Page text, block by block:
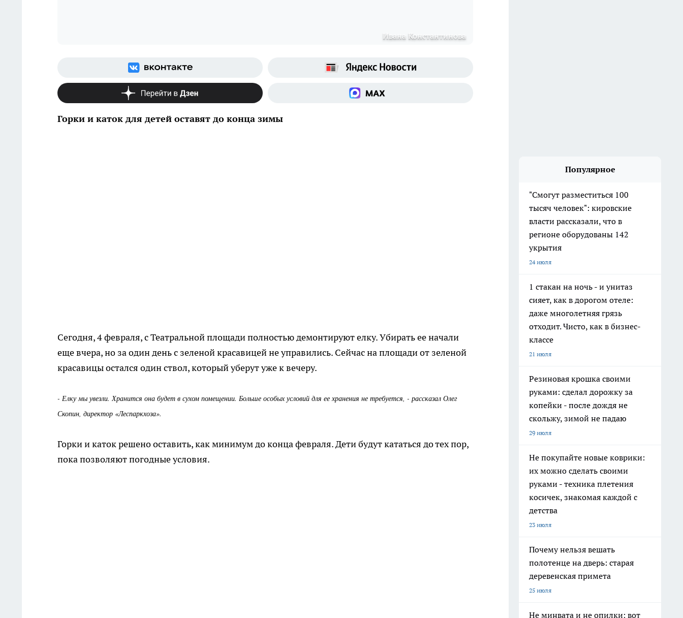
Ивана Константинова
Горки и каток для детей оставят до конца зимы
Сегодня, 4 февраля, с Театральной площади полностью демонтируют елку. Убирать ее начали
еще вчера, но за один день с зеленой красавицей не управились. Сейчас на площади от зеленой
красавицы остался один ствол, который уберут уже к вечеру.
- Елку мы увезли. Хранится она будет в сухом помещении. Больше особых условий для ее хранения не требуется, - рассказал Олег
Скопин, директор «Леспаркхоза».
Горки и каток решено оставить, как минимум до конца февраля. Дети будут кататься до тех пор,
пока позволяют погодные условия.
Популярное
"Смогут разместиться 100
тысяч человек": кировские
власти рассказали, что в
регионе оборудованы 142
укрытия
24 июля
1 стакан на ночь - и унитаз
сияет, как в дорогом отеле:
даже многолетняя грязь
отходит. Чисто, как в бизнес-
классе
21 июля
Резиновая крошка своими
руками: сделал дорожку за
копейки - после дождя не
скольжу, зимой не падаю
29 июля
Не покупайте новые коврики:
их можно сделать своими
руками - техника плетения
косичек, знакомая каждой с
детства
23 июля
Почему нельзя вешать
полотенце на дверь: старая
деревенская примета
25 июля
Не минвата и не опилки: вот